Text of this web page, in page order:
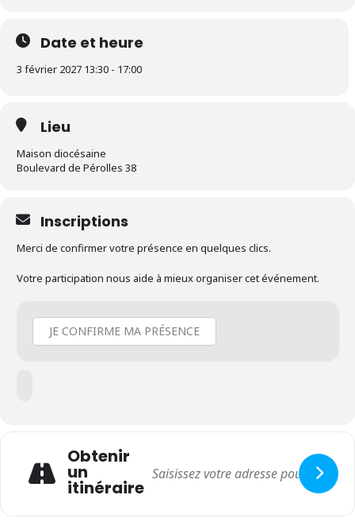
Date et heure
3 février 2027 13:30 - 17:00
Lieu
Maison diocésaine
Boulevard de Pérolles 38
Inscriptions
Merci de confirmer votre présence en quelques clics.
Votre participation nous aide à mieux organiser cet événement.
JE CONFIRME MA PRÉSENCE
Obtenir
un
itinéraire